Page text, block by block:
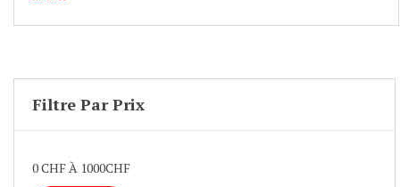
Filtre Par Prix
0CHF À 1000CHF